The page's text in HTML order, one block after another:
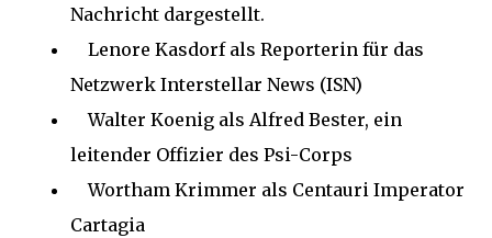
Nachricht dargestellt.
Lenore Kasdorf als Reporterin für das
Netzwerk Interstellar News (ISN)
Walter Koenig als Alfred Bester, ein
leitender Offizier des Psi-Corps
Wortham Krimmer als Centauri Imperator
Cartagia